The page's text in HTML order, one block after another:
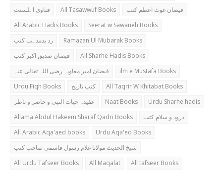
فتاوی اہلسنت
All Tasawwuf Books
فیضان غوث اعظم کتب
All Arabic Hadis Books
Seerat w Sawaneh Books
رد بدمذہب کتب
Ramazan Ul Mubarak Books
فیضان صدیق اکبر کتب
All Sharhe Hadis Books
فیضان امیر معاویہ رضی اللہ تعالی عنہ
ilm e Mustafa Books
Urdu Fiqh Books
کتب تاریخ
All Taqrir W Khitabat Books
عقیدہ حیات النبی و حاضر و ناظر
Naat Books
Urdu Sharhe hadis
Allama Abdul Hakeem Sharaf Qadri Books
درود و سلام کتب
All Arabic Aqa'aed books
Urdu Aqa'ed Books
شیخ الحدیث مولانا غلام رسول قاسمی صاحب کتب
All Urdu Tafseer Books
All Maqalat
All tafseer Books